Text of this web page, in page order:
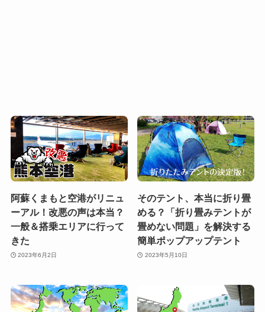
阿蘇くまもと空港がリニュ
ーアル！改悪の声は本当？
一般＆搭乗エリアに行って
きた
2023年6月2日
そのテント、本当に折り畳
める？「折り畳みテントが
畳めない問題」を解決する
簡単ポップアップテント
2023年5月10日